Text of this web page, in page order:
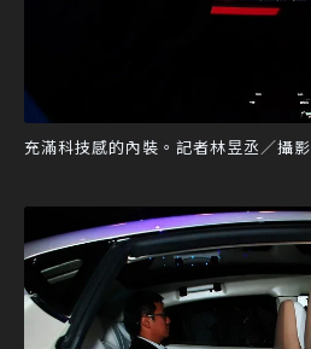
充滿科技感的內裝。記者林昱丞／攝影